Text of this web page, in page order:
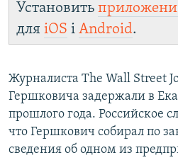
Установить
для iOS і Android.
Журналиста The Wall Street
Гершковича задержали в
прошлого года. Российское
что Гершкович собирал по
сведения об одном из